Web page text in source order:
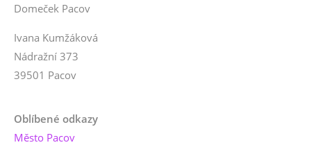
Domeček Pacov
Ivana Kumžáková
Nádražní 373
39501 Pacov
Oblíbené odkazy
Město Pacov